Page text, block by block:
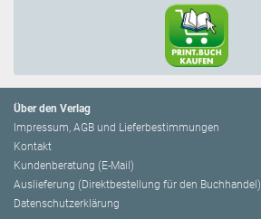
Über den Verlag
Impressum, AGB und Lieferbestimmungen
Kontakt
Kundenberatung (E-Mail)
Auslieferung (Direktbestellung für den Buchhandel)
Datenschutzerklärung